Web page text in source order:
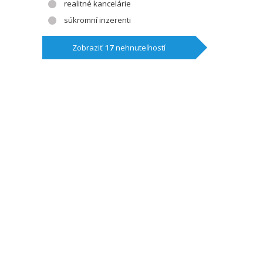
realitné kancelárie
súkromní inzerenti
Zobraziť17nehnuteľností